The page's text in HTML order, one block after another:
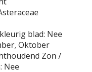
blad: Nee
Oktober
Zon /
Nee